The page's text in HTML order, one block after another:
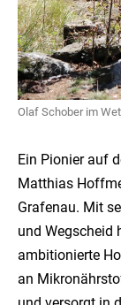
Olaf Schober im
Ein Pionier auf
Matthias
Grafenau. Mit
und Wegscheid
ambitionierte
an